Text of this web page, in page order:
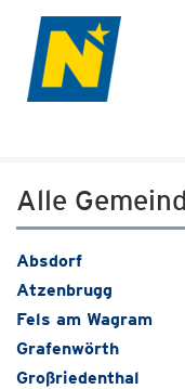
Alle
Absdorf
Atzenbrugg
Fels am Wagram
Grafenwörth
Großriedenthal